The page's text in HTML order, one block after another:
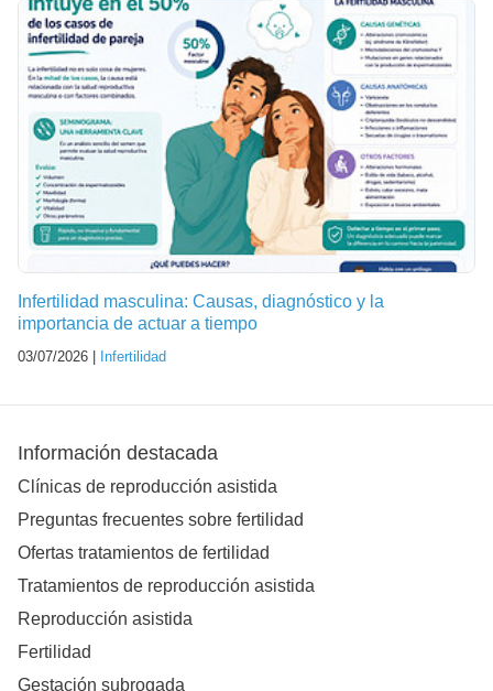
Infertilidad masculina: Causas, diagnóstico y la
importancia de actuar a tiempo
03/07/2026 | Infertilidad
Información destacada
Clínicas de reproducción asistida
Preguntas frecuentes sobre fertilidad
Ofertas tratamientos de fertilidad
Tratamientos de reproducción asistida
Reproducción asistida
Fertilidad
Gestación subrogada